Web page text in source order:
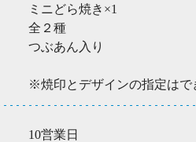
ミニどら焼き×1
全２種
つぶあん入り
※焼印とデザインの指定はで
10営業日